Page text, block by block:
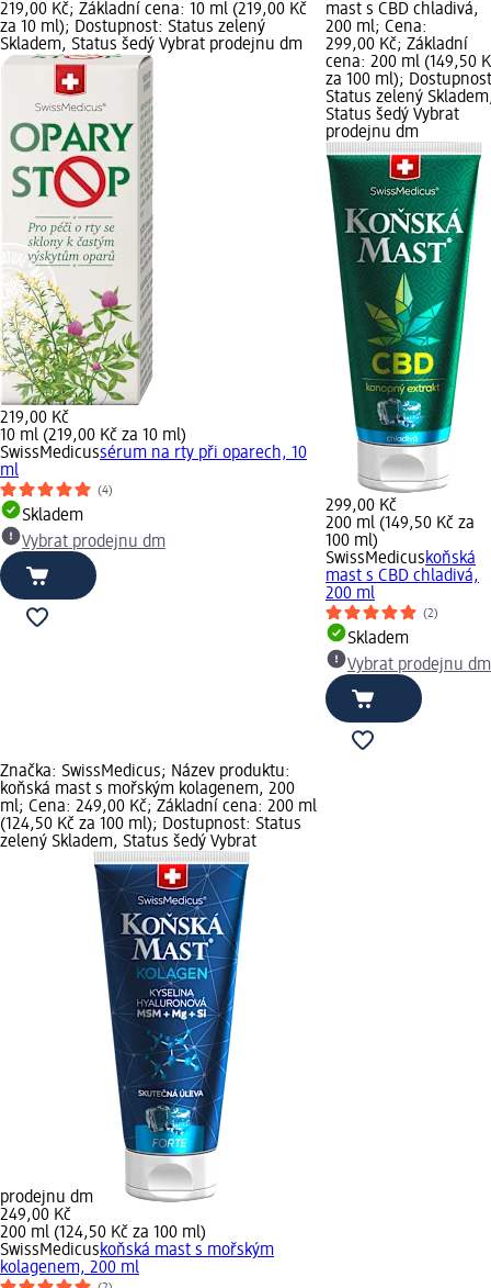
219,00 Kč; Základní cena: 10 ml (219,00 Kč
za 10 ml); Dostupnost: Status zelený
Skladem, Status šedý Vybrat prodejnu dm
219,00 Kč
10 ml (219,00 Kč za 10 ml)
SwissMedicussérum na rty při oparech, 10
ml
(4)
Skladem
Vybrat prodejnu dm
mast s CBD chladivá,
200 ml; Cena:
299,00 Kč; Základní
cena: 200 ml (149,50
za 100 ml);
Status zelený
Status šedý Vybrat
prodejnu dm
299,00 Kč
200 ml (149,50 Kč za
100 ml)
SwissMedicuskoňská
mast s CBD chladivá,
200 ml
(2)
Skladem
Vybrat prodejnu dm
Značka: SwissMedicus; Název produktu:
koňská mast s mořským kolagenem, 200
ml; Cena: 249,00 Kč; Základní cena: 200 ml
(124,50 Kč za 100 ml); Dostupnost: Status
zelený Skladem, Status šedý Vybrat
prodejnu dm
249,00 Kč
200 ml (124,50 Kč za 100 ml)
SwissMedicuskoňská mast s mořským
kolagenem, 200 ml